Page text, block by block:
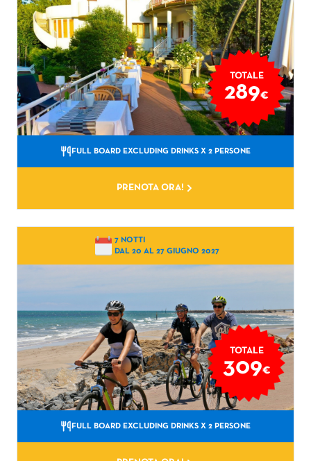
TOTALE
289€
FULL BOARD EXCLUDING DRINKS X 2 PERSONE
PRENOTA ORA!
7 NOTTI
DAL 20 AL 27 GIUGNO 2027
TOTALE
309€
FULL BOARD EXCLUDING DRINKS X 2 PERSONE